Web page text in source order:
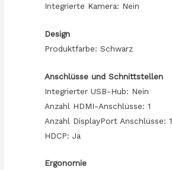
Integrierte Kamera: Nein
Design
Produktfarbe: Schwarz
Anschlüsse und Schnittstellen
Integrierter USB-Hub: Nein
Anzahl HDMI-Anschlüsse: 1
Anzahl DisplayPort Anschlüsse: 1
HDCP: Ja
Ergonomie